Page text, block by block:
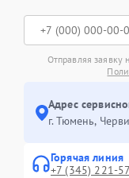
Отправляя заявку
Адрес
г. Тюмень,
Горячая линия
+7 (345) 221-